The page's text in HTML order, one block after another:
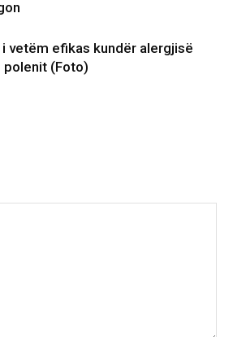
i vetëm efikas kundër alergjisë
polenit (Foto)